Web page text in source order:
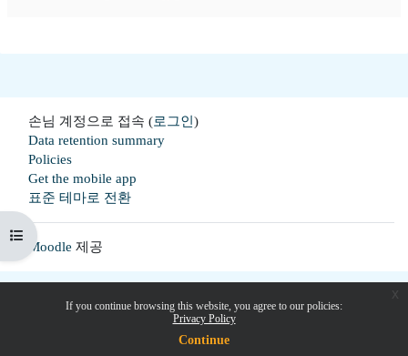
If you continue browsing this website, you agree to our policies:
Privacy Policy
Continue
강의 목차 열기
손님 계정으로 접속 (로그인 )
Data retention summary
Policies
Get the mobile app
표준 테마로 전환
Moodle 제공